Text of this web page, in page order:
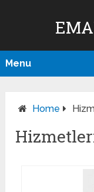
Menu
Home